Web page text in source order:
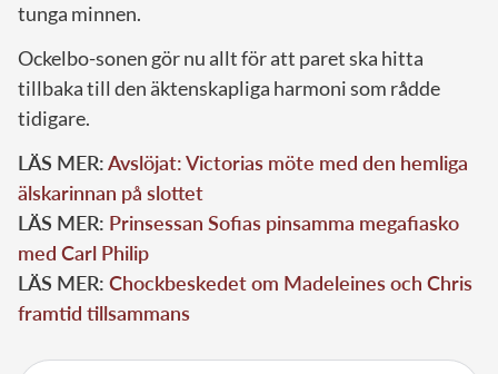
tunga minnen.
Ockelbo-sonen gör nu allt för att paret ska hitta
tillbaka till den äktenskapliga harmoni som rådde
tidigare.
LÄS MER:Avslöjat: Victorias möte med den hemliga
älskarinnan på slottet
LÄS MER: Prinsessan Sofias pinsamma megafiasko
med Carl Philip
LÄS MER: Chockbeskedet om Madeleines och Chris
framtid tillsammans